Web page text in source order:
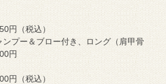
円（税込）
プー＆ブロー付き、ロング（肩甲骨
円
円（税込）